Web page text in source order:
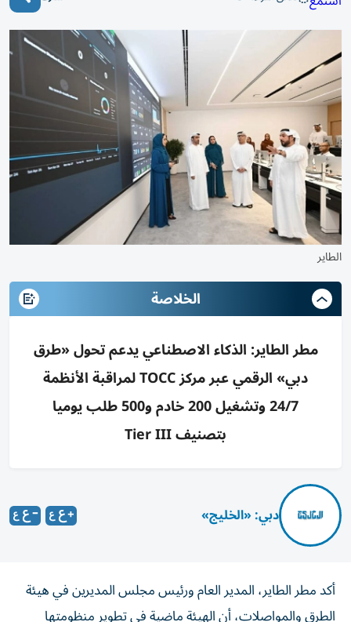
الطاير
الخلاصة
مطر الطاير: الذكاء الاصطناعي يدعم تحول «طرق
دبي» الرقمي عبر مركز TOCC لمراقبة الأنظمة
24/7 وتشغيل 200 خادم و500 طلب يوميا
بتصنيف Tier III
دبي: «الخليج»
أكد مطر الطاير، المدير العام ورئيس مجلس المديرين في هيئة